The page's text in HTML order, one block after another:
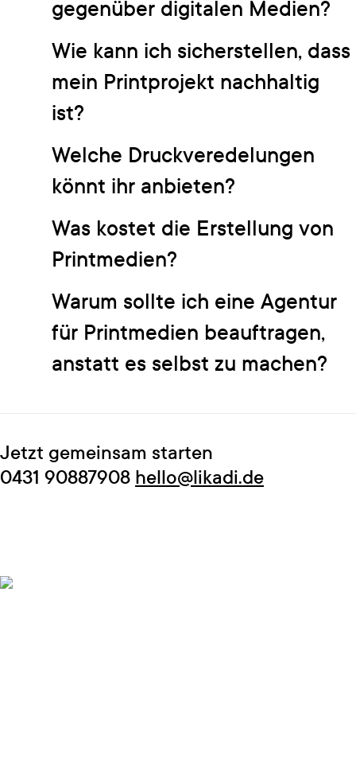
gegenüber digitalen Medien?
Wie kann ich sicherstellen, dass
mein Printprojekt nachhaltig
ist?
Welche Druckveredelungen
könnt ihr anbieten?
Was kostet die Erstellung von
Printmedien?
Warum sollte ich eine Agentur
für Printmedien beauftragen,
anstatt es selbst zu machen?
Jetzt gemeinsam starten
0431 90887908 hello@likadi.de